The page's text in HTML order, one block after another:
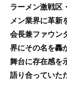
ラーメン激戦区
メン業界に革新
会長兼ファウン
界にその名を轟
舞台に存在感を
語り合っていた